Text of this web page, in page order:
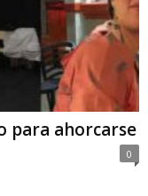
para ahorcarse
0